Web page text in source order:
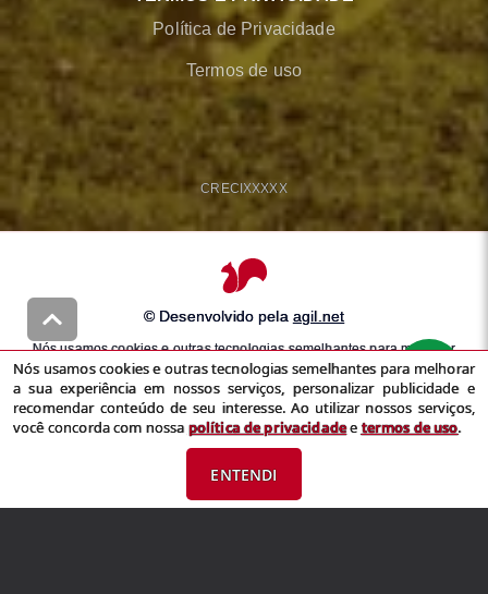
Política de Privacidade
Termos de uso
CRECIXXXXX
© Desenvolvido pela agil.net
Nós usamos cookies e outras tecnologias semelhantes para melhorar
a sua experiência em nossos serviços, personalizar publicidade e
recomendar conteúdo de seu interesse. Ao utilizar nossos serviços,
você concorda com nossapolítica de privacidadeetermos de uso
Nós usamos cookies e outras tecnologias semelhantes para melhorar
a sua experiência em nossos serviços, personalizar publicidade e
recomendar conteúdo de seu interesse. Ao utilizar nossos serviços,
você concorda com nossa política de privacidadeetermos de uso.
ENTENDI